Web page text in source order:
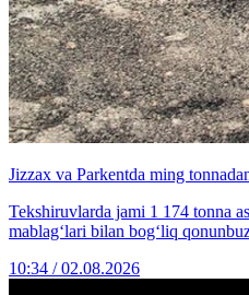
Jizzax va Parkentda ming
Tekshiruvlarda jami 1 174 tonna
mablag‘lari bilan bog‘liq
10:34 / 02.08.2026